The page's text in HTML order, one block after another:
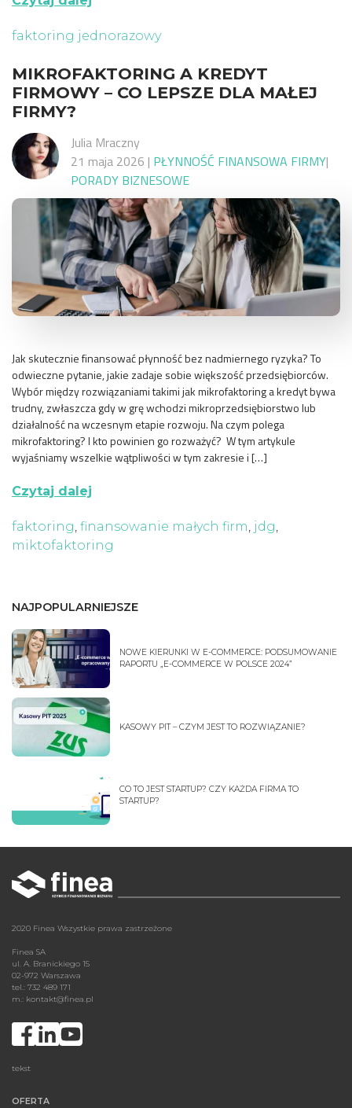
faktoring jednorazowy
MIKROFAKTORING A KREDYT
FIRMOWY – CO LEPSZE DLA MAŁEJ
FIRMY?
Julia Mraczny
21 maja 2026 | PŁYNNOŚĆ FINANSOWA FIRMY|
PORADY BIZNESOWE
Jak skutecznie finansować płynność bez nadmiernego ryzyka? To
odwieczne pytanie, jakie zadaje sobie większość przedsiębiorców.
Wybór między rozwiązaniami takimi jak mikrofaktoring a kredyt bywa
trudny, zwłaszcza gdy w grę wchodzi mikroprzedsiębiorstwo lub
działalność na wczesnym etapie rozwoju. Na czym polega
mikrofaktoring? I kto powinien go rozważyć? W tym artykule
wyjaśniamy wszelkie wątpliwości w tym zakresie i […]
Czytaj dalej
faktoring, finansowanie małych firm, jdg,
miktofaktoring
NAJPOPULARNIEJSZE
NOWE KIERUNKI W E-COMMERCE: PODSUMOWANIE
RAPORTU „E-COMMERCE W POLSCE 2024”
KASOWY PIT – CZYM JEST TO ROZWIĄZANIE?
CO TO JEST STARTUP? CZY KAŻDA FIRMA TO
STARTUP?
2020 Finea Wszystkie prawa zastrzeżone
Finea SA
ul. A. Branickiego 15
02-972 Warszawa
tel.: 732 489 171
m.: kontakt@finea.pl
tekst
OFERTA